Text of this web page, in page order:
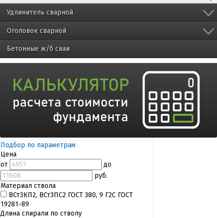
Удлинитель сварной
Оголовок сварной
Бетонные ж/б сваи
Подбор по параметрам
Цена
от
до
руб.
Материал ствола
ВСт3КП2, ВСт3ПС2 ГОСТ 380, 9 Г2С ГОСТ
19281-89
Длина спирали по стволу